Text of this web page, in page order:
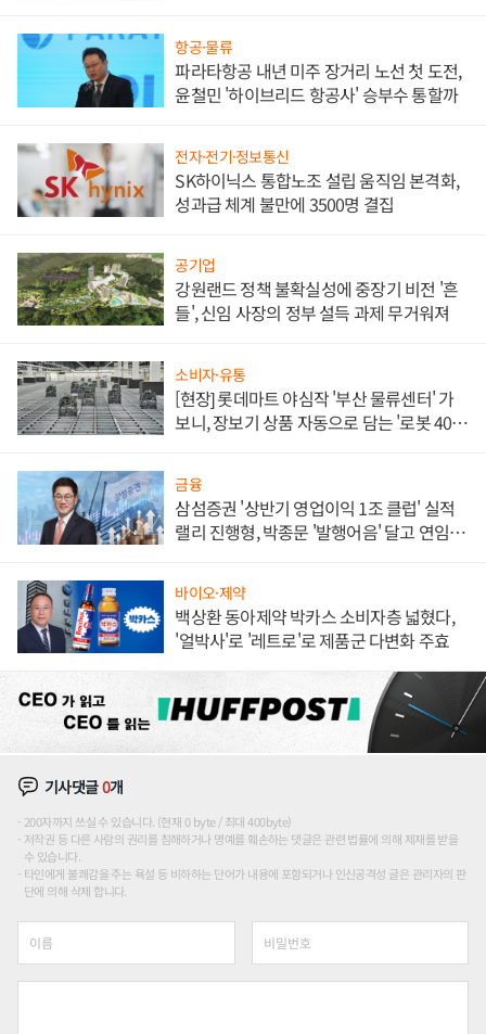
항공·물류
파라타항공 내년 미주 장거리 노선 첫 도전,
윤철민 '하이브리드 항공사' 승부수 통할까
전자·전기·정보통신
SK하이닉스 통합노조 설립 움직임 본격화,
성과급 체계 불만에 3500명 결집
공기업
강원랜드 정책 불확실성에 중장기 비전 '흔
들', 신임 사장의 정부 설득 과제 무거워져
소비자·유통
[현장] 롯데마트 야심작 '부산 물류센터' 가
보니, 장보기 상품 자동으로 담는 '로봇 400
금융
삼섬증권 '상반기 영업이익 1조 클럽' 실적
랠리 진행형, 박종문 '발행어음' 달고 연임 향
바이오·제약
백상환 동아제약 박카스 소비자층 넓혔다,
'얼박사'로 '레트로'로 제품군 다변화 주효
기사댓글0개
200자까지 쓰실 수 있습니다. (현재 0 byte / 최대 400byte)
저작권 등 다른 사람의 권리를 침해하거나 명예를 훼손하는 댓글은 관련 법률에 의해 제재를 받을
수 있습니다.
타인에게 불쾌감을 주는 욕설 등 비하하는 단어가 내용에 포함되거나 인신공격성 글은 관리자의 판
단에 의해 삭제 합니다.